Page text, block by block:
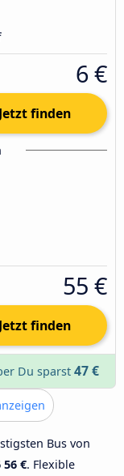
6 €
Jetzt finden
55 €
Jetzt finden
Du sparst 47 €
Bus von
56 €. Flexible